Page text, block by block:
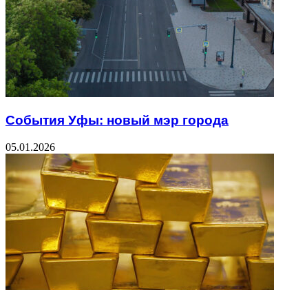
События Уфы: новый мэр города
05.01.2026